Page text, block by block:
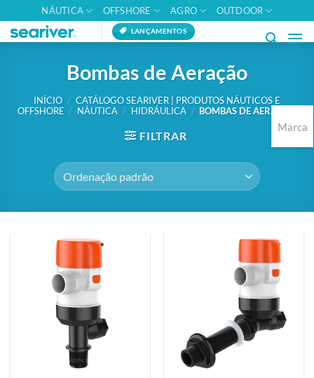
to
content
NÁUTICA OFFSHORE AGRO OUTDOOR
LANÇAMENTOS
Bombas de Aeração
INÍCIO / CATÁLOGO SEARIVER | PRODUTOS NÁUTICOS E
OFFSHORE / NÁUTICA / HIDRÁULICA / BOMBAS DE AERAÇÃO
FILTRAR
Marca